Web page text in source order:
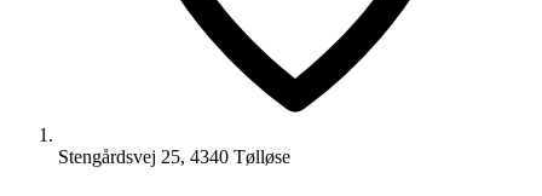
Stengårdsvej 25, 4340 Tølløse